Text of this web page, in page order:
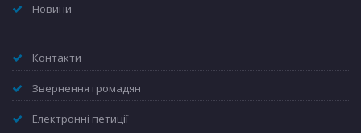
Новини
Контакти
Звернення громадян
Електронні петиції